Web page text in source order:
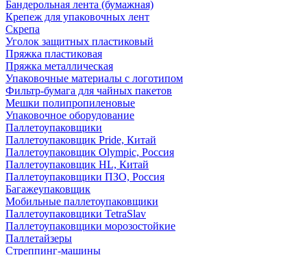
Бандерольная лента (бумажная)
Крепеж для упаковочных лент
Скрепа
Уголок защитных пластиковый
Пряжка пластиковая
Пряжка металлическая
Упаковочные материалы с логотипом
Фильтр-бумага для чайных пакетов
Мешки полипропиленовые
Упаковочное оборудование
Паллетоупаковщики
Паллетоупаковщик Pride, Китай
Паллетоупаковщик Olympic, Россия
Паллетоупаковщик HL, Китай
Паллетоупаковщики ПЗО, Россия
Багажеупаковщик
Мобильные паллетоупаковщики
Паллетоупаковщики TetraSlav
Паллетоупаковщики морозостойкие
Паллетайзеры
Стреппинг-машины